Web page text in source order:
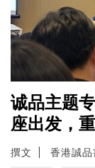
诚品主题
座出发，
撰文 香港誠品